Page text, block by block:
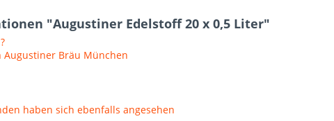
"Augustiner Edelstoff 20 x 0,5 Liter"
Augustiner Bräu München
haben sich ebenfalls angesehen